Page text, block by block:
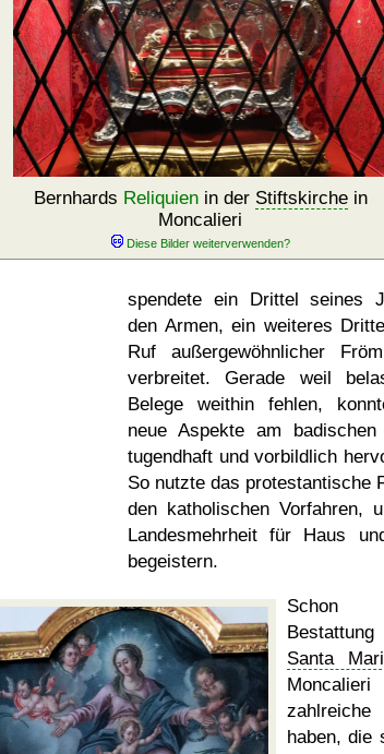
Bernhards Reliquienin der Stiftskirchein
Moncalieri
spendete ein Drittel seines
den Armen, ein weiteres
Ruf außergewöhnlicher
verbreitet. Gerade weil
Belege weithin fehlen,
neue Aspekte am badischen
tugendhaft und vorbildlich
So nutzte das protestantische
den katholischen Vorfahren,
Landesmehrheit für Haus
begeistern.
Schon
Santa
haben, die